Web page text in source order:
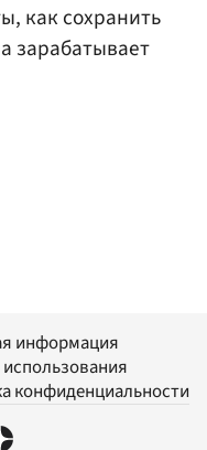
как сохранить
зарабатывает
информация
конфиденциальности